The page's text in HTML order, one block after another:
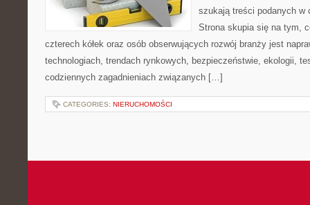
szukają treści podanych
Strona skupia się na tym,
czterech kółek oraz osób obserwujących rozwój branży jest
technologiach, trendach rynkowych, bezpieczeństwie, ekologii,
codziennych zagadnieniach związanych […]
CATEGORIES: NIERUCHOMOŚCI